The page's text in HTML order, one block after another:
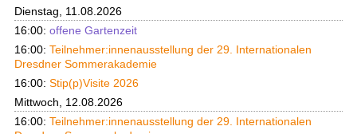
Dienstag, 11.08.2026
16:00: offene Gartenzeit
16:00: Teilnehmer:innenausstellung der 29. Internationalen
Dresdner Sommerakademie
16:00: Stip(p)Visite 2026
Mittwoch, 12.08.2026
16:00: Teilnehmer:innenausstellung der 29. Internationalen